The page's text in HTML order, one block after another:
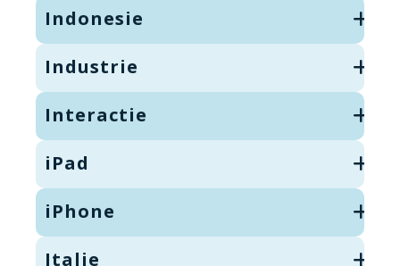
Indonesie
Industrie
Interactie
iPad
iPhone
Italie